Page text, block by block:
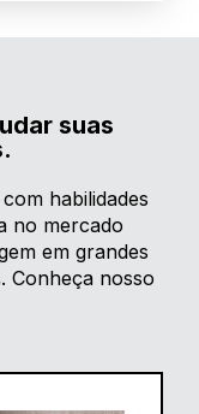
suas
habilidades
no mercado
em grandes
Conheça nosso